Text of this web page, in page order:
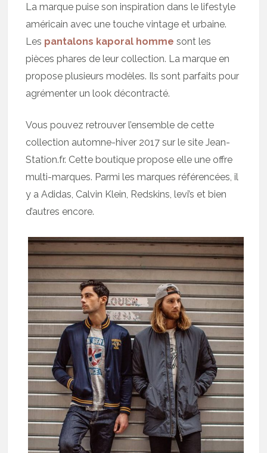
La marque puise son inspiration dans le lifestyle
américain avec une touche vintage et urbaine.
Les pantalons kaporal hommesont les
pièces phares de leur collection. La marque en
propose plusieurs modèles. Ils sont parfaits pour
agrémenter un look décontracté.
Vous pouvez retrouver l’ensemble de cette
collection automne-hiver 2017 sur le site Jean-
Station.fr. Cette boutique propose elle une offre
multi-marques. Parmi les marques référencées, il
y a Adidas, Calvin Klein, Redskins, levi’s et bien
d’autres encore.